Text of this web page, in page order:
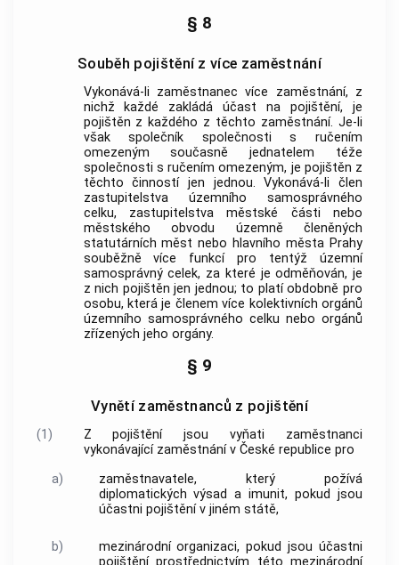
§ 8
Souběh pojištění z více zaměstnání
Vykonává-li zaměstnanec více zaměstnání, z
nichž každé zakládá účast na pojištění, je
pojištěn z každého z těchto zaměstnání. Je-li
však společník společnosti s ručením
omezeným současně jednatelem téže
společnosti s ručením omezeným, je pojištěn z
těchto činností jen jednou. Vykonává-li člen
zastupitelstva územního samosprávného
celku, zastupitelstva městské části nebo
městského obvodu územně členěných
statutárních měst nebo hlavního města Prahy
souběžně více funkcí pro tentýž územní
samosprávný celek, za které je odměňován, je
z nich pojištěn jen jednou; to platí obdobně pro
osobu, která je členem více kolektivních orgánů
územního samosprávného celku nebo orgánů
zřízených jeho orgány.
§ 9
Vynětí zaměstnanců z pojištění
(1)
Z pojištění jsou vyňati zaměstnanci
vykonávající zaměstnánív České republice pro
a)
zaměstnavatele, který požívá
diplomatických výsad a imunit, pokud jsou
účastni pojištění v jiném státě,
b)
mezinárodní organizaci, pokud jsou účastni
pojištění prostřednictvím této mezinárodní